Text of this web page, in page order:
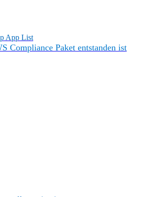
App List
Compliance Paket entstanden ist